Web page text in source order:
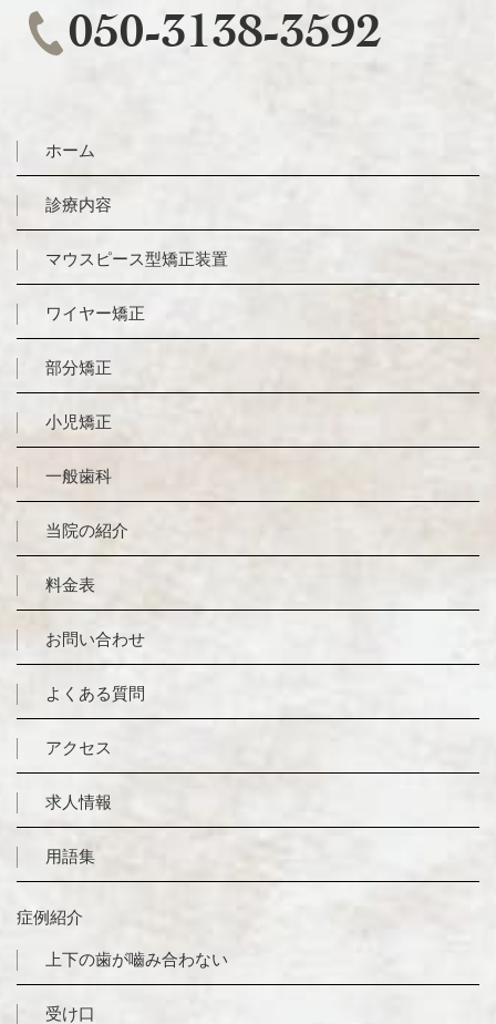
050-3138-3592
ホーム
診療内容
マウスピース型矯正装置
ワイヤー矯正
部分矯正
小児矯正
一般歯科
当院の紹介
料金表
お問い合わせ
よくある質問
アクセス
求人情報
用語集
症例紹介
上下の歯が嚙み合わない
受け口